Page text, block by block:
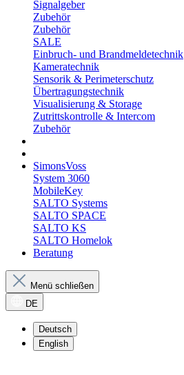
Signalgeber
Zubehör
Zubehör
SALE
Einbruch- und Brandmeldetechnik
Kameratechnik
Sensorik & Perimeterschutz
Übertragungstechnik
Visualisierung & Storage
Zutrittskontrolle & Intercom
Zubehör
SimonsVoss
System 3060
MobileKey
SALTO Systems
SALTO SPACE
SALTO KS
SALTO Homelok
Beratung
Menü schließen
DE
Deutsch
English